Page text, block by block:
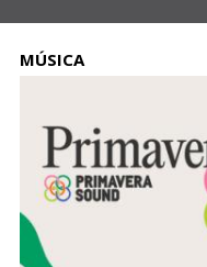
MÚSICA